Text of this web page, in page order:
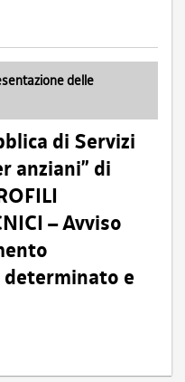
delle
di Servizi
anziani” di
– Avviso
e